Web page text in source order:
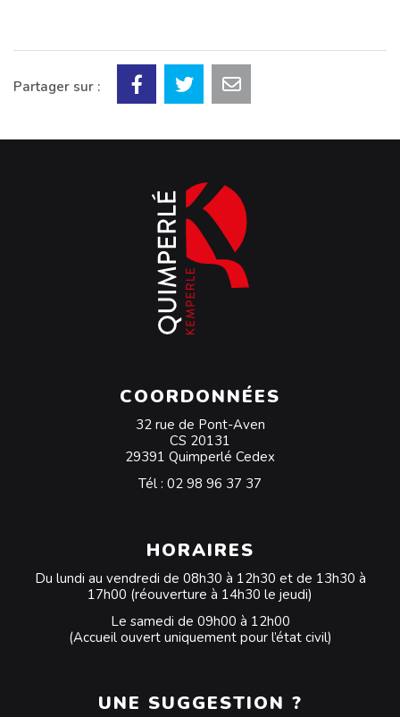
Partager sur :
COORDONNÉES
32 rue de Pont-Aven
CS 20131
29391 Quimperlé Cedex
Tél : 02 98 96 37 37
HORAIRES
Du lundi au vendredi de 08h30 à 12h30 et de 13h30 à
17h00 (réouverture à 14h30 le jeudi)
Le samedi de 09h00 à 12h00
(Accueil ouvert uniquement pour l’état civil)
UNE SUGGESTION ?